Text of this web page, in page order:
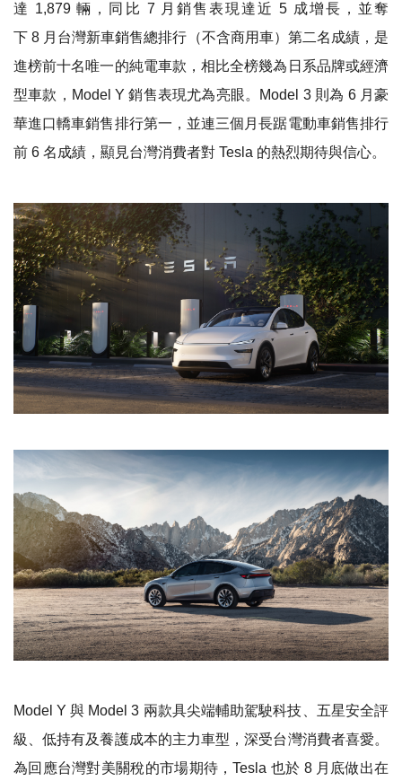
達 1,879 輛，同比 7 月銷售表現達近 5 成增長，並奪
下 8 月台灣新車銷售總排行（不含商用車）第二名成績，是
進榜前十名唯一的純電車款，相比全榜幾為日系品牌或經濟
型車款，Model Y 銷售表現尤為亮眼。Model 3 則為 6 月豪
華進口轎車銷售排行第一，並連三個月長踞電動車銷售排行
前 6 名成績，顯見台灣消費者對 Tesla 的熱烈期待與信心。
Model Y 與 Model 3 兩款具尖端輔助駕駛科技、五星安全評
級、低持有及養護成本的主力車型，深受台灣消費者喜愛。
為回應台灣對美關稅的市場期待，Tesla 也於 8 月底做出在